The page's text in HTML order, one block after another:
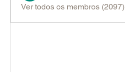
Ver todos os membros (2097)